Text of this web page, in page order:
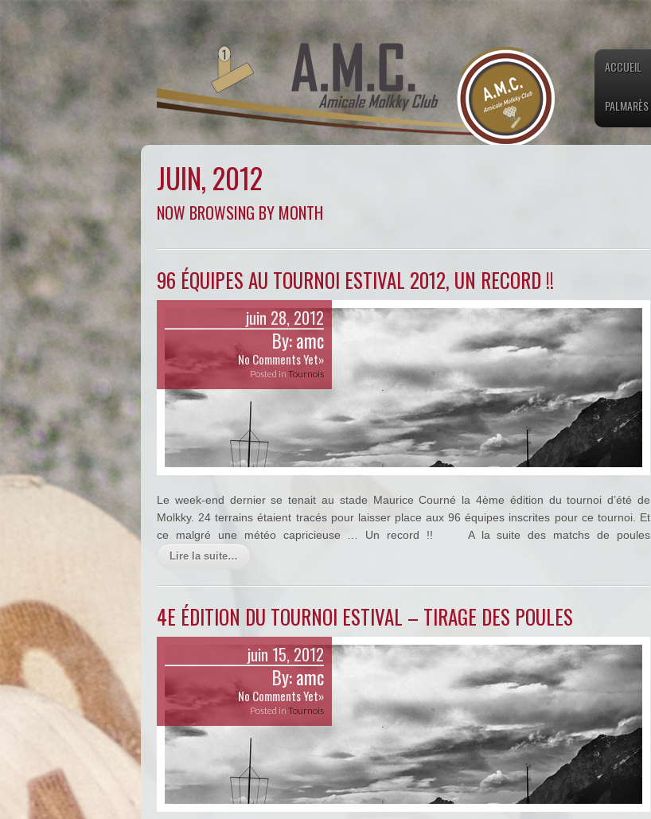
ACCUEIL
PALMARÈS
JUIN, 2012
NOW BROWSING BY MONTH
96 ÉQUIPES AU TOURNOI ESTIVAL 2012, UN RECORD !!
juin 28, 2012
By:amc
No Comments Yet»
Posted in Tournois
Le week-end dernier se tenait au stade Maurice Courné la 4ème édition du tournoi d’été de
Molkky. 24 terrains étaient tracés pour laisser place aux 96 équipes inscrites pour ce tournoi. Et
ce malgré une météo capricieuse … Un record !! A la suite des matchs de poules
Lire la suite…
4E ÉDITION DU TOURNOI ESTIVAL – TIRAGE DES POULES
juin 15, 2012
By:amc
No Comments Yet»
Posted in Tournois